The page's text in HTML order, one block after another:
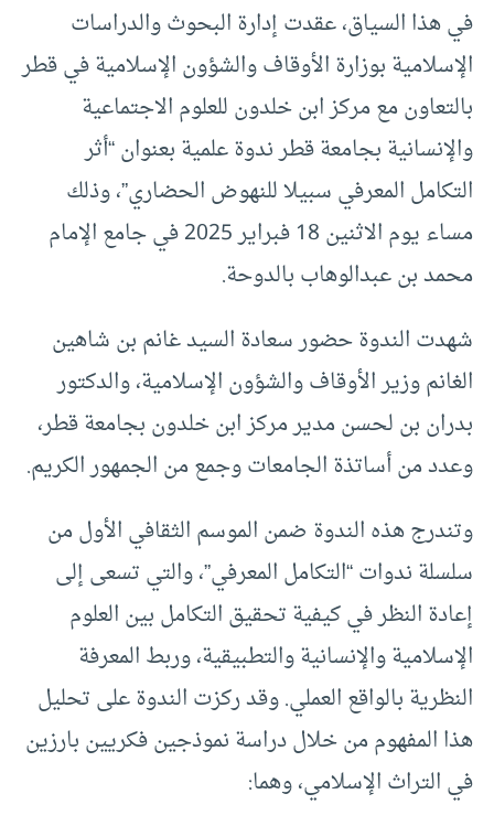
في هذا السياق، عقدت إدارة البحوث والدراسات
الإسلامية بوزارة الأوقاف والشؤون الإسلامية في قطر
بالتعاون مع مركز ابن خلدون للعلوم الاجتماعية
والإنسانية بجامعة قطر ندوة علمية بعنوان “أثر
التكامل المعرفي سبيلا للنهوض الحضاري”، وذلك
مساء يوم الاثنين 18 فبراير 2025 في جامع الإمام
محمد بن عبدالوهاب بالدوحة.
شهدت الندوة حضور سعادة السيد غانم بن شاهين
الغانم وزير الأوقاف والشؤون الإسلامية، والدكتور
بدران بن لحسن مدير مركز ابن خلدون بجامعة قطر،
وعدد من أساتذة الجامعات وجمع من الجمهور الكريم.
وتندرج هذه الندوة ضمن الموسم الثقافي الأول من
سلسلة ندوات “التكامل المعرفي”، والتي تسعى إلى
إعادة النظر في كيفية تحقيق التكامل بين العلوم
الإسلامية والإنسانية والتطبيقية، وربط المعرفة
النظرية بالواقع العملي. وقد ركزت الندوة على تحليل
هذا المفهوم من خلال دراسة نموذجين فكريين بارزين
في التراث الإسلامي، وهما: